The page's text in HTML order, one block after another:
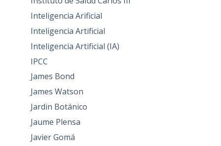
Inteligencia Arificial
Inteligencia Artificial
Inteligencia Artificial (IA)
IPCC
James Bond
James Watson
Jardin Botánico
Jaume Plensa
Javier Gomá